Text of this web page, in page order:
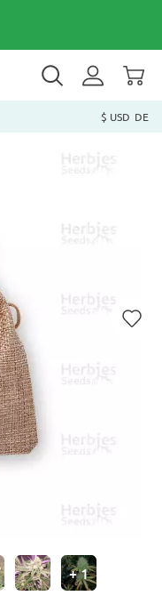
$ USD DE
+1